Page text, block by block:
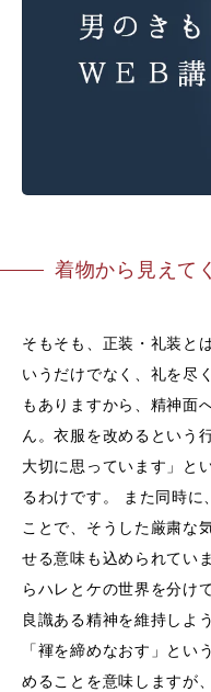
着物から見えて
そもそも、正装・礼装と
いうだけでなく、礼を尽
もありますから、精神面
ん。衣服を改めるという
大切に思っています」と
るわけです。 また同時に
ことで、そうした厳粛な
せる意味も込められてい
らハレとケの世界を分け
良識ある精神を維持しよ
「褌を締めなおす」とい
めることを意味しますが